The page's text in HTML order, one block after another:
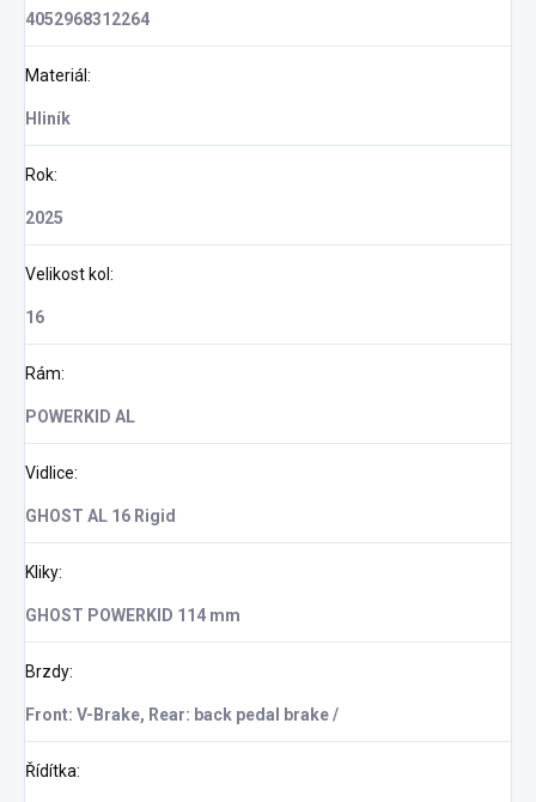
4052968312264
Materiál:
Hliník
Rok:
2025
Velikost kol :
16
Rám:
POWERKID AL
Vidlice:
GHOST AL 16 Rigid
Kliky:
GHOST POWERKID 114 mm
Brzdy:
Front: V-Brake, Rear: back pedal brake /
Řídítka: